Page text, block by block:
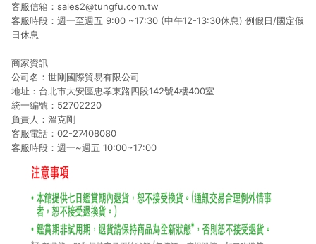
客服信箱：sales2@tungfu.com.tw
客服時段：週一至週五 9:00 ~17:30 (中午12-13:30休息) 例假日/國定假
日休息
商家資訊
公司名：世剛國際貿易有限公司
地址：台北市大安區忠孝東路四段142號4樓400室
統一編號：52702220
負責人：溫克剛
客服電話：02-27408080
客服時段：週一~週五 10:00~17:00